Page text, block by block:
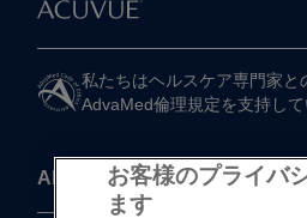
私たちは​ヘルスケア専門家と
AdvaMed倫理規定を​支持して
About
お客様のプライバ
ます